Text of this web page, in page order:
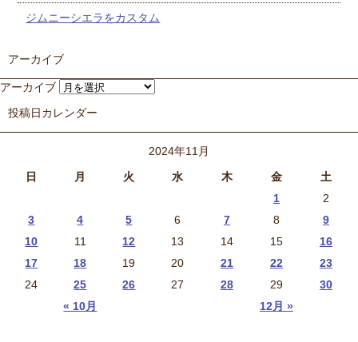
ジムニーシエラをカスタム
アーカイブ
アーカイブ
投稿日カレンダー
2024年11月
日
月 火 水 木 金 土
« 10月 12月 »
1
2
3
4 5 6 7 8
9
10
11 12 13 14 15
16
17
18 19 20 21 22
23
24
25 26 27 28 29 30